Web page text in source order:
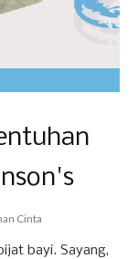
Cinta
bayi. Sayang,